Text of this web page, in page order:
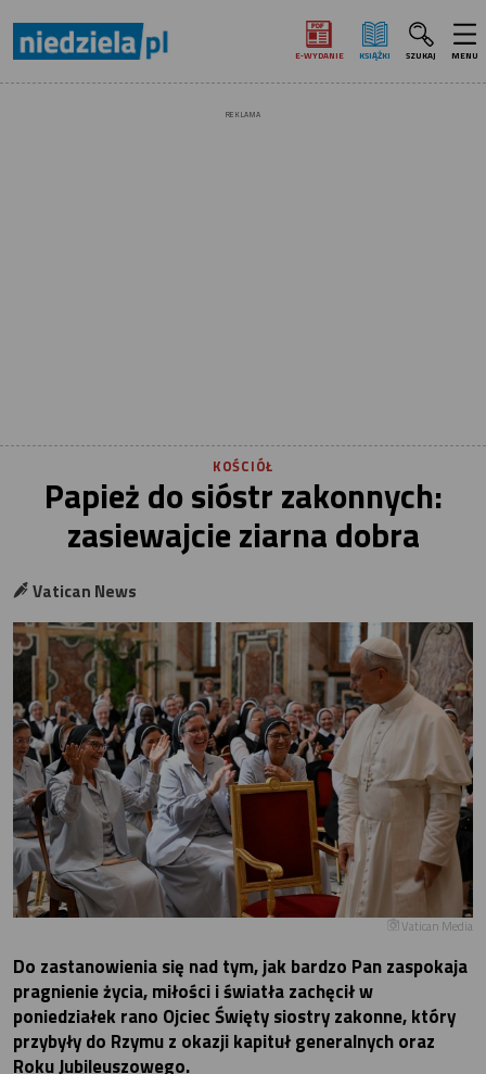
E‑WYDANIE KSIĄŻKI SZUKAJ MENU
REKLAMA
KOŚCIÓŁ
Papież do sióstr zakonnych:
zasiewajcie ziarna dobra
Vatican News
Vatican Media
Do zastanowienia się nad tym, jak bardzo Pan zaspokaja
pragnienie życia, miłości i światła zachęcił w
poniedziałek rano Ojciec Święty siostry zakonne, który
przybyły do Rzymu z okazji kapituł generalnych oraz
Roku Jubileuszowego.